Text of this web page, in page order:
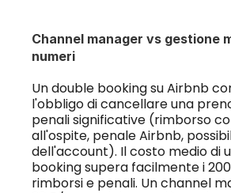
Channel manager vs gestione
numeri
Un double booking su Airbnb
l'obbligo di cancellare una
penali significative (rimborso
all'ospite, penale Airbnb,
dell'account). Il costo medio di
booking supera facilmente i
rimborsi e penali. Un channel